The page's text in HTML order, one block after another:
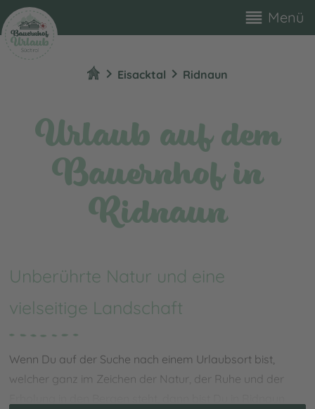
reorder Menü
chevron_right Eisacktal chevron_right Ridnaun
Urlaub auf dem
Bauernhof in
Ridnaun
Unberührte Natur und eine
vielseitige Landschaft
Wenn Du auf der Suche nach einem Urlaubsort bist,
welcher ganz im Zeichen der Natur, der Ruhe und der